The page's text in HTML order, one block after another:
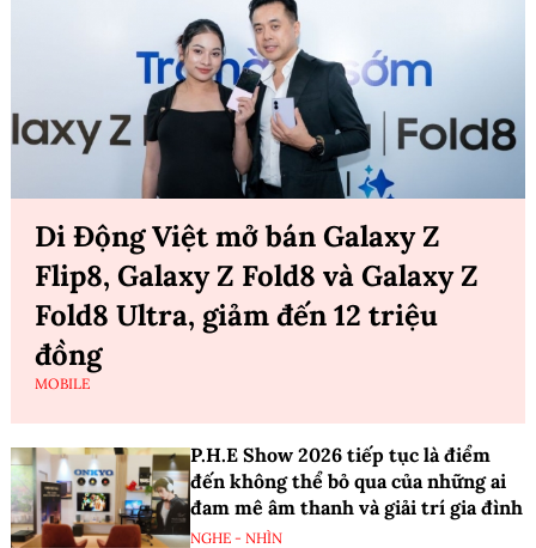
Di Động Việt mở bán Galaxy Z
Flip8, Galaxy Z Fold8 và Galaxy Z
Fold8 Ultra, giảm đến 12 triệu
đồng
MOBILE
P.H.E Show 2026 tiếp tục là điểm
đến không thể bỏ qua của những ai
đam mê âm thanh và giải trí gia đình
NGHE - NHÌN